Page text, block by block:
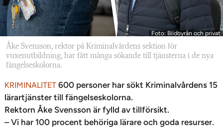
Foto: Bildbyrån och privat
Åke Svensson, rektor på Kriminalvårdens sektion för
vuxenutbildning, har fått många sökande till tjänsterna i de nya
fängelseskolorna.
KRIMINALITET 600 personer har sökt Kriminalvårdens 15
lärartjänster till fängelseskolorna.
Rektorn Åke Svensson är fylld av tillförsikt.
– Vi har 100 procent behöriga lärare och goda resurser.